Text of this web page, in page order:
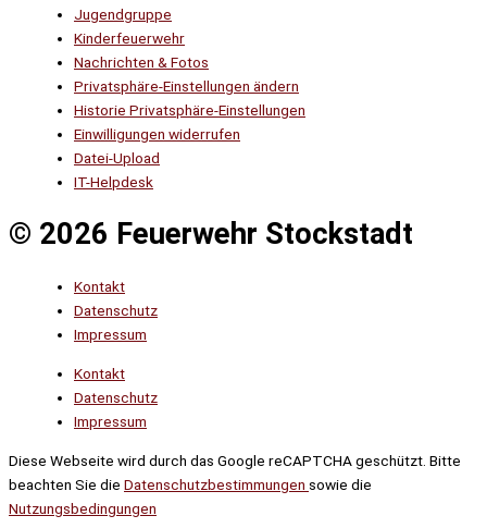
Jugendgruppe
Kinderfeuerwehr
Nachrichten & Fotos
Privatsphäre-Einstellungen ändern
Historie Privatsphäre-Einstellungen
Einwilligungen widerrufen
Datei-Upload
IT-Helpdesk
© 2026 Feuerwehr Stockstadt
Kontakt
Datenschutz
Impressum
Kontakt
Datenschutz
Impressum
Diese Webseite wird durch das Google reCAPTCHA geschützt. Bitte
beachten Sie die Datenschutzbestimmungen sowie die
Nutzungsbedingungen